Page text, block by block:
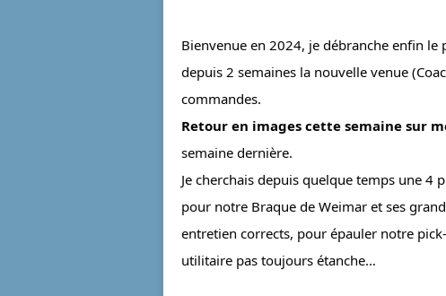
Bienvenue en 2024, je débranche enfin
depuis 2 semaines la nouvelle venue
commandes.
Retour en images cette semaine sur
semaine dernière.
Je cherchais depuis quelque temps une 4
pour notre Braque de Weimar et ses
entretien corrects, pour épauler notre
utilitaire pas toujours étanche…